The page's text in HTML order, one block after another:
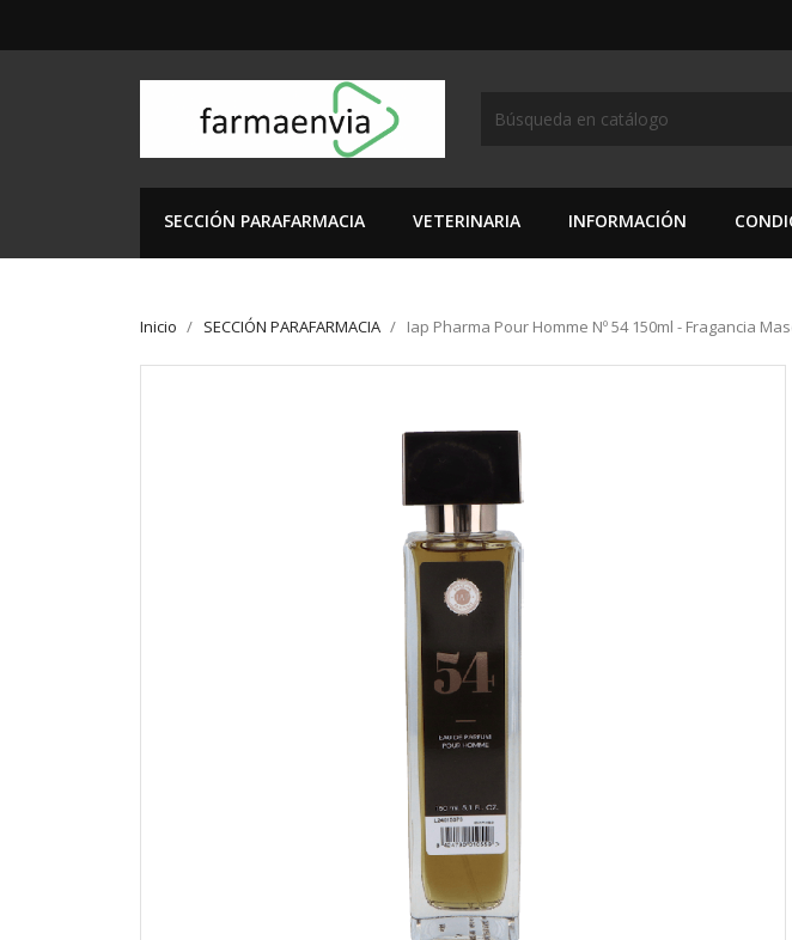
SECCIÓN PARAFARMACIA VETERINARIA INFORMACIÓN
Inicio SECCIÓN PARAFARMACIA Iap Pharma Pour Homme Nº 54 150ml - Fragancia